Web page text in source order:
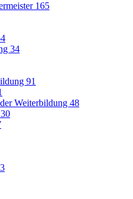
165
34
91
Weiterbildung 48
30